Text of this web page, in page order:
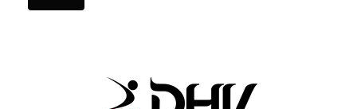
BRANCO/MARINHO